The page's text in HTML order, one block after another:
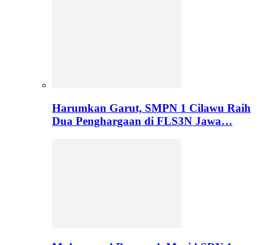
Harumkan Garut, SMPN 1 Cilawu Raih
Dua Penghargaan di FLS3N Jawa…